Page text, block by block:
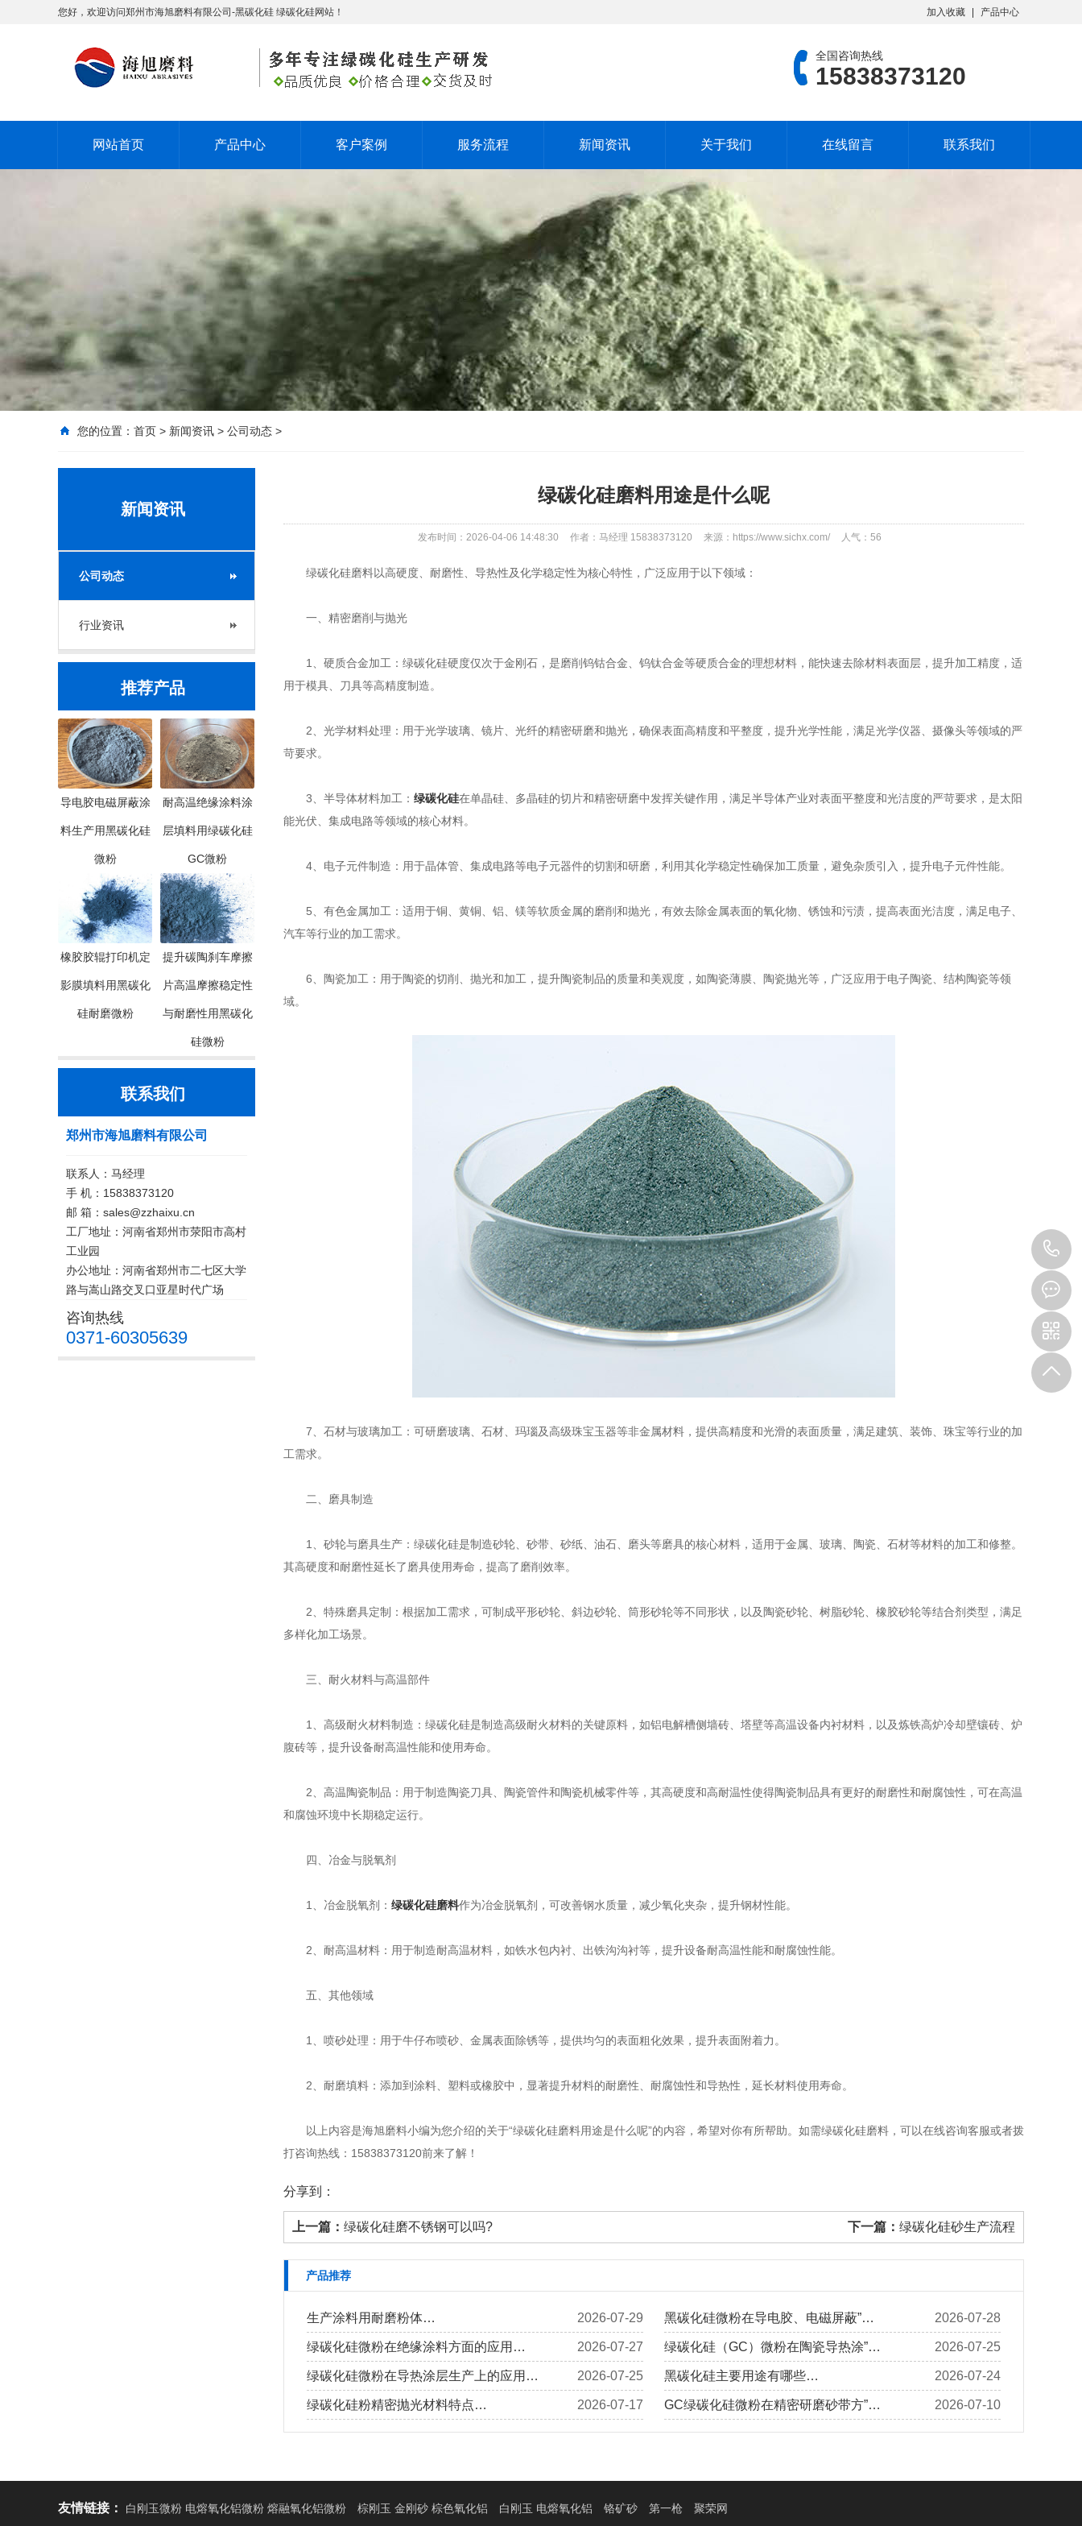
您好，欢迎访问郑州市海旭磨料有限公司-黑碳化硅 绿碳化硅网站！ 加入收藏 产品中心
全国咨询热线
15838373120
网站首页 产品中心 客户案例 服务流程 新闻资讯 关于我们 在线留言 联系我们
您的位置： 首页 > 新闻资讯 > 公司动态 >
新闻资讯
公司动态
行业资讯
推荐产品
导电胶电磁屏蔽涂
料生产用黑碳化硅
微粉
耐高温绝缘涂料涂
层填料用绿碳化硅
GC微粉
橡胶胶辊打印机定
影膜填料用黑碳化
硅耐磨微粉
提升碳陶刹车摩擦
片高温摩擦稳定性
与耐磨性用黑碳化
硅微粉
联系我们
郑州市海旭磨料有限公司
联系人：马经理
手 机：15838373120
邮 箱：sales@zzhaixu.cn
工厂地址：河南省郑州市荥阳市高村
工业园
办公地址：河南省郑州市二七区大学
路与嵩山路交叉口亚星时代广场
咨询热线
0371-60305639
绿碳化硅磨料用途是什么呢
发布时间：2026-04-06 14:48:30 作者：马经理 15838373120 来源：https://www.sichx.com/ 人气： 56
绿碳化硅磨料以高硬度、耐磨性、导热性及化学稳定性为核心特性，广泛应用于以下领域：
一、精密磨削与抛光
1、硬质合金加工：绿碳化硅硬度仅次于金刚石，是磨削钨钴合金、钨钛合金等硬质合金的理想材料，能快速去除材料表面层，提升加工精度，适
用于模具、刀具等高精度制造。
2、光学材料处理：用于光学玻璃、镜片、光纤的精密研磨和抛光，确保表面高精度和平整度，提升光学性能，满足光学仪器、摄像头等领域的严
苛要求。
3、半导体材料加工： 绿碳化硅在单晶硅、多晶硅的切片和精密研磨中发挥关键作用，满足半导体产业对表面平整度和光洁度的严苛要求，是太阳
能光伏、集成电路等领域的核心材料。
4、电子元件制造：用于晶体管、集成电路等电子元器件的切割和研磨，利用其化学稳定性确保加工质量，避免杂质引入，提升电子元件性能。
5、有色金属加工：适用于铜、黄铜、铝、镁等软质金属的磨削和抛光，有效去除金属表面的氧化物、锈蚀和污渍，提高表面光洁度，满足电子、
汽车等行业的加工需求。
6、陶瓷加工：用于陶瓷的切削、抛光和加工，提升陶瓷制品的质量和美观度，如陶瓷薄膜、陶瓷抛光等，广泛应用于电子陶瓷、结构陶瓷等领
域。
7、石材与玻璃加工：可研磨玻璃、石材、玛瑙及高级珠宝玉器等非金属材料，提供高精度和光滑的表面质量，满足建筑、装饰、珠宝等行业的加
工需求。
二、磨具制造
1、砂轮与磨具生产：绿碳化硅是制造砂轮、砂带、砂纸、油石、磨头等磨具的核心材料，适用于金属、玻璃、陶瓷、石材等材料的加工和修整。
其高硬度和耐磨性延长了磨具使用寿命，提高了磨削效率。
2、特殊磨具定制：根据加工需求，可制成平形砂轮、斜边砂轮、筒形砂轮等不同形状，以及陶瓷砂轮、树脂砂轮、橡胶砂轮等结合剂类型，满足
多样化加工场景。
三、耐火材料与高温部件
1、高级耐火材料制造：绿碳化硅是制造高级耐火材料的关键原料，如铝电解槽侧墙砖、塔壁等高温设备内衬材料，以及炼铁高炉冷却壁镶砖、炉
腹砖等，提升设备耐高温性能和使用寿命。
2、高温陶瓷制品：用于制造陶瓷刀具、陶瓷管件和陶瓷机械零件等，其高硬度和高耐温性使得陶瓷制品具有更好的耐磨性和耐腐蚀性，可在高温
和腐蚀环境中长期稳定运行。
四、冶金与脱氧剂
1、冶金脱氧剂： 绿碳化硅磨料作为冶金脱氧剂，可改善钢水质量，减少氧化夹杂，提升钢材性能。
2、耐高温材料：用于制造耐高温材料，如铁水包内衬、出铁沟沟衬等，提升设备耐高温性能和耐腐蚀性能。
五、其他领域
1、喷砂处理：用于牛仔布喷砂、金属表面除锈等，提供均匀的表面粗化效果，提升表面附着力。
2、耐磨填料：添加到涂料、塑料或橡胶中，显著提升材料的耐磨性、耐腐蚀性和导热性，延长材料使用寿命。
以上内容是海旭磨料小编为您介绍的关于“绿碳化硅磨料用途是什么呢”的内容，希望对你有所帮助。如需绿碳化硅磨料，可以在线咨询客服或者拨
打咨询热线：15838373120前来了解！
分享到：
上一篇： 绿碳化硅磨不锈钢可以吗? 下一篇： 绿碳化硅砂生产流程
产品推荐
2026-07-29
生产涂料用耐磨粉体… 2026-07-28
黑碳化硅微粉在导电胶、电磁屏蔽”…
2026-07-27
绿碳化硅微粉在绝缘涂料方面的应用… 2026-07-25
绿碳化硅（GC）微粉在陶瓷导热涂”…
2026-07-25
绿碳化硅微粉在导热涂层生产上的应用… 2026-07-24
黑碳化硅主要用途有哪些…
2026-07-17
绿碳化硅粉精密抛光材料特点… 2026-07-10
GC绿碳化硅微粉在精密研磨砂带方”…
友情链接： 白刚玉微粉 电熔氧化铝微粉 熔融氧化铝微粉 棕刚玉 金刚砂 棕色氧化铝 白刚玉 电熔氧化铝 铬矿砂 第一枪 聚荣网